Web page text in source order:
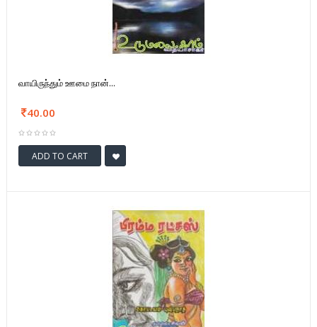
வாயிருந்தும் ஊமை நான்...
40.00
ADD TO CART